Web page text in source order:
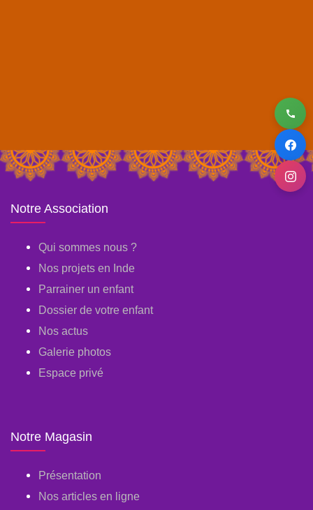
Notre Association
Qui sommes nous ?
Nos projets en Inde
Parrainer un enfant
Dossier de votre enfant
Nos actus
Galerie photos
Espace privé
Notre Magasin
Présentation
Nos articles en ligne